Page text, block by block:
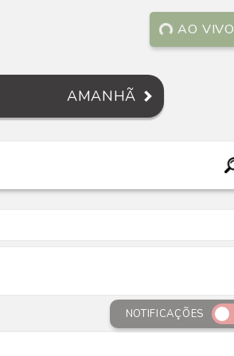
AO VIVO
AMANHÃ
NOTIFICAÇÕES